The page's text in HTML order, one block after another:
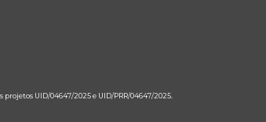
UID/04647/2025 e UID/PRR/04647/2025.